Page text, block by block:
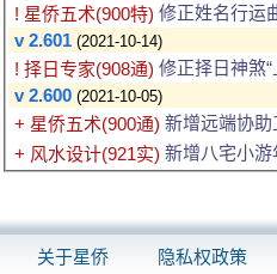
! 星侨五术(900特) 修正姓名行运
v 2.601 (2021-10-14)
! 择日专家(908通) 修正择日神煞“
v 2.600 (2021-10-05)
+ 星侨五术(900通) 新增远端协
+ 风水设计(921实) 新增八宅小游
关于星侨 隐私权政策